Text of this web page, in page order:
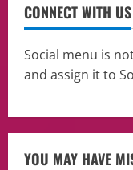
2
3
CONNECT WITH US
Social menu is
and assign it to
YOU MAY HAVE